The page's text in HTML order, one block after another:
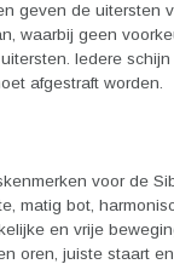
geven de uitersten
waarbij geen
Iedere
afgestraft worden.
voor de
matig bot,
en vrije
oren, juiste staart